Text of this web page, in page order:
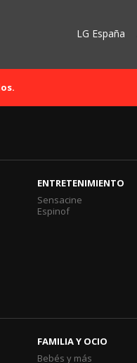
LG España
ENTRETENIMIENTO
Sensacine
Espinof
FAMILIA Y OCIO
Bebés y más